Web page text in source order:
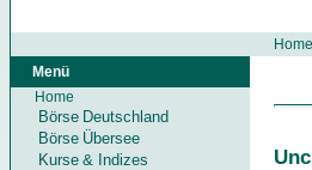
Home
Menü
Home
Börse Deutschland
Börse Übersee
Kurse & Indizes